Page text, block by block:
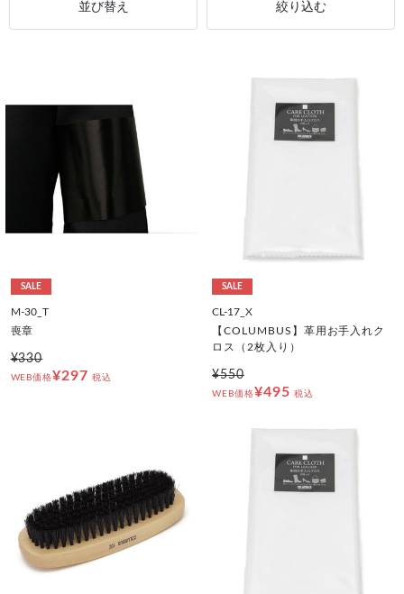
並び替え 絞り込む
SALE
M-30_T
喪章
¥330
WEB価格¥297 税込
SALE
CL-17_X
【COLUMBUS】革用お手入れク
ロス（2枚入り）
¥550
WEB価格¥495 税込